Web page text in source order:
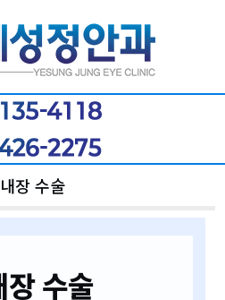
장 수술
장 수술